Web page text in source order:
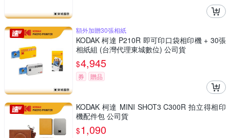
額外加贈30張相紙
KODAK 柯達 P210R 即可印口袋相印機 + 30張
相紙組 (台灣代理東城數位) 公司貨
$4,945
券 贈品
KODAK 柯達 MINI SHOT3 C300R 拍立得相印
機配件包 公司貨
$1,090